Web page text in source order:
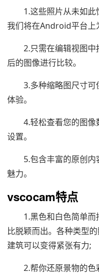
1.这些照片从未如此
我们将在Android平台上
2.只需在编辑视图
后的图像进行比较。
3.多种缩略图尺寸
体验。
4.轻松查看您的图
设置。
5.包含丰富的原创
魅力。
vscocam特点
1.黑色和白色简单
比脱颖而出。各种类型
建筑可以变得紧张有力;
2.帮你还原景物的